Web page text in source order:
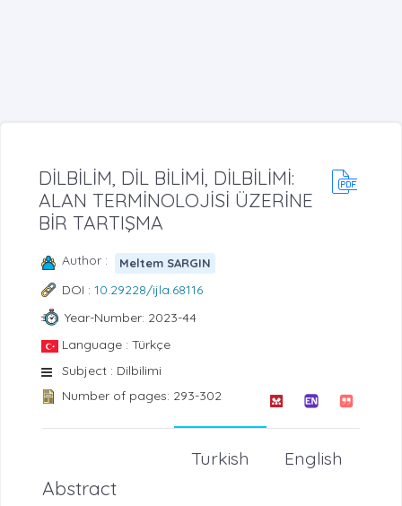
DİLBİLİM, DİL BİLİMİ, DİLBİLİMİ:
ALAN TERMİNOLOJİSİ ÜZERİNE
BİR TARTIŞMA
Author : Meltem SARGIN
DOI : 10.29228/ijla.68116
Year-Number: 2023-44
Language : Türkçe
Subject : Dilbilimi
Number of pages: 293-302
English
Turkish
Abstract